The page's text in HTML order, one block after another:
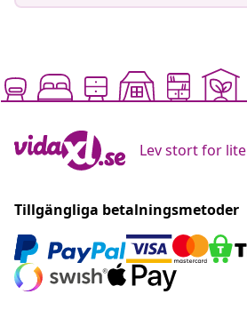
Lev stort for lite
Tillgängliga betalningsmetoder